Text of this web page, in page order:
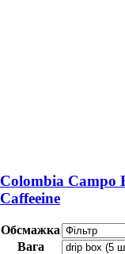
Colombia Campo
Caffeeine
Обсмажка
Вага